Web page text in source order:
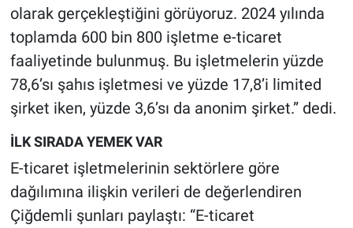
olarak gerçekleştiğini görüyoruz. 2024 yılında
toplamda 600 bin 800 işletme e-ticaret
faaliyetinde bulunmuş. Bu işletmelerin yüzde
78,6’sı şahıs işletmesi ve yüzde 17,8’i limited
şirket iken, yüzde 3,6’sı da anonim şirket.” dedi.
İLK SIRADA YEMEK VAR
E-ticaret işletmelerinin sektörlere göre
dağılımına ilişkin verileri de değerlendiren
Çiğdemli şunları paylaştı: “E-ticaret